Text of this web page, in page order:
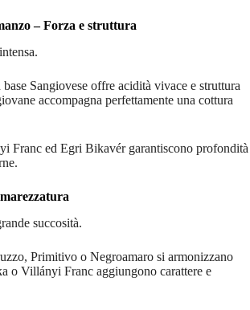
– Forza e struttura
Sangiovese offre acidità vivace e struttura
accompagna perfettamente una cottura
Franc ed Egri Bikavér garantiscono profondità
succosità.
Primitivo o Negroamaro si armonizzano
o Villányi Franc aggiungono carattere e